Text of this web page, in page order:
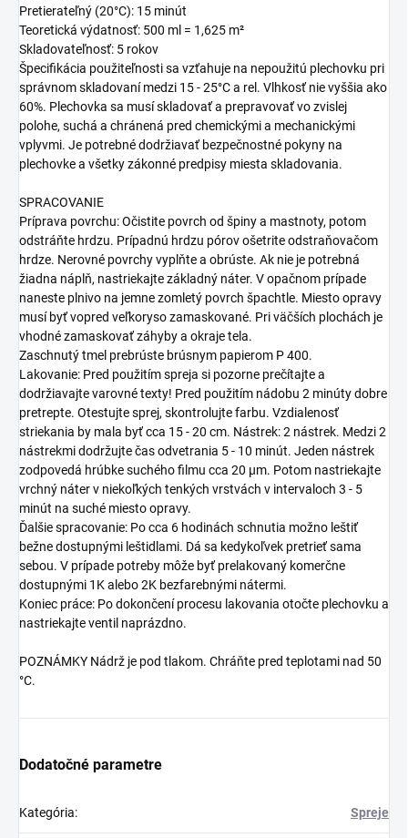
Pretierateľný (20°C): 15 minút
Teoretická výdatnosť: 500 ml = 1,625 m²
Skladovateľnosť: 5 rokov
Špecifikácia použiteľnosti sa vzťahuje na nepoužitú plechovku pri
správnom skladovaní medzi 15 - 25°C a rel. Vlhkosť nie vyššia ako
60%. Plechovka sa musí skladovať a prepravovať vo zvislej
polohe, suchá a chránená pred chemickými a mechanickými
vplyvmi. Je potrebné dodržiavať bezpečnostné pokyny na
plechovke a všetky zákonné predpisy miesta skladovania.
SPRACOVANIE
Príprava povrchu: Očistite povrch od špiny a mastnoty, potom
odstráňte hrdzu. Prípadnú hrdzu pórov ošetrite odstraňovačom
hrdze. Nerovné povrchy vyplňte a obrúste. Ak nie je potrebná
žiadna náplň, nastriekajte základný náter. V opačnom prípade
naneste plnivo na jemne zomletý povrch špachtle. Miesto opravy
musí byť vopred veľkoryso zamaskované. Pri väčších plochách je
vhodné zamaskovať záhyby a okraje tela.
Zaschnutý tmel prebrúste brúsnym papierom P 400.
Lakovanie: Pred použitím spreja si pozorne prečítajte a
dodržiavajte varovné texty! Pred použitím nádobu 2 minúty dobre
pretrepte. Otestujte sprej, skontrolujte farbu. Vzdialenosť
striekania by mala byť cca 15 - 20 cm. Nástrek: 2 nástrek. Medzi 2
nástrekmi dodržujte čas odvetrania 5 - 10 minút. Jeden nástrek
zodpovedá hrúbke suchého filmu cca 20 µm. Potom nastriekajte
vrchný náter v niekoľkých tenkých vrstvách v intervaloch 3 - 5
minút na suché miesto opravy.
Ďalšie spracovanie: Po cca 6 hodinách schnutia možno leštiť
bežne dostupnými leštidlami. Dá sa kedykoľvek pretrieť sama
sebou. V prípade potreby môže byť prelakovaný komerčne
dostupnými 1K alebo 2K bezfarebnými nátermi.
Koniec práce: Po dokončení procesu lakovania otočte plechovku a
nastriekajte ventil naprázdno.
POZNÁMKY Nádrž je pod tlakom. Chráňte pred teplotami nad 50
°C.
Dodatočné parametre
Kategória: Spreje